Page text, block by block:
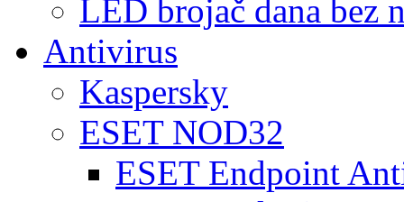
LED brojač dana bez
Antivirus
Kaspersky
ESET NOD32
ESET Endpoint